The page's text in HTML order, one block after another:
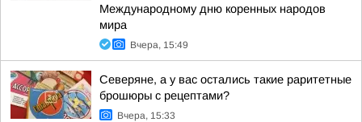
Международному дню коренных народов
мира
Вчера, 15:49
Северяне, а у вас остались такие раритетные
брошюры с рецептами?
Вчера, 15:33